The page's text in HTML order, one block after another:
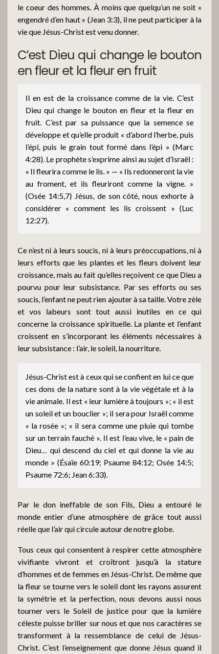
le coeur des hommes. À moins que quelqu’un ne soit «
engendré d’en haut » (Jean 3:3), il ne peut participer à la
vie que Jésus-Christ est venu donner.
C’est Dieu qui change le bouton
en fleur et la fleur en fruit
Il en est de la croissance comme de la vie. C’est
Dieu qui change le bouton en fleur et la fleur en
fruit. C’est par sa puissance que la semence se
développe et qu’elle produit « d’abord l’herbe, puis
l’épi, puis le grain tout formé dans l’épi » (Marc
4:28). Le prophète s’exprime ainsi au sujet d’Israël :
« Il fleurira comme le lis. » — « Ils redonneront la vie
au froment, et ils fleuriront comme la vigne. »
(Osée 14:5,7) Jésus, de son côté, nous exhorte à
considérer « comment les lis croissent » (Luc
12:27).
Ce n’est ni à leurs soucis, ni à leurs préoccupations, ni à
leurs efforts que les plantes et les fleurs doivent leur
croissance, mais au fait qu’elles reçoivent ce que Dieu a
pourvu pour leur subsistance. Par ses efforts ou ses
soucis, l’enfant ne peut rien ajouter à sa taille. Votre zèle
et vos labeurs sont tout aussi inutiles en ce qui
concerne la croissance spirituelle. La plante et l’enfant
croissent en s’incorporant les éléments nécessaires à
leur subsistance : l’air, le soleil, la nourriture.
Jésus-Christ est à ceux qui se confient en lui ce que
ces dons de la nature sont à la vie végétale et à la
vie animale. Il est « leur lumière à toujours »; « il est
un soleil et un bouclier »; il sera pour Israël comme
« la rosée »; « il sera comme une pluie qui tombe
sur un terrain fauché ». Il est l’eau vive, le « pain de
Dieu… qui descend du ciel et qui donne la vie au
monde » (Ésaïe 60:19; Psaume 84:12; Osée 14:5;
Psaume 72:6; Jean 6:33).
Par le don ineffable de son Fils, Dieu a entouré le
monde entier d’une atmosphère de grâce tout aussi
réelle que l’air qui circule autour de notre globe.
Tous ceux qui consentent à respirer cette atmosphère
vivifiante vivront et croîtront jusqu’à la stature
d’hommes et de femmes en Jésus-Christ. De même que
la fleur se tourne vers le soleil dont les rayons assurent
la symétrie et la perfection, nous devons aussi nous
tourner vers le Soleil de justice pour que la lumière
céleste puisse briller sur nous et que nos caractères se
transforment à la ressemblance de celui de Jésus-
Christ. C’est l’enseignement que donne Jésus quand il